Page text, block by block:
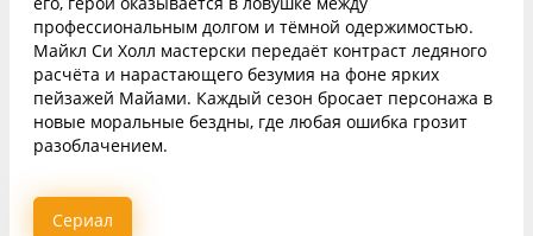
профессиональным долгом и тёмной одержимостью.
Майкл Си Холл мастерски передаёт контраст ледяного
расчёта и нарастающего безумия на фоне ярких
пейзажей Майами. Каждый сезон бросает персонажа в
новые моральные бездны, где любая ошибка грозит
разоблачением.
Сериал